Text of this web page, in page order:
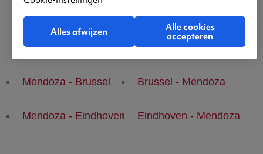
Populaire vluchten
Mendoza - Brussel Brussel - Mendoza
Mendoza - Eindhoven Eindhoven - Mendoza
Alles afwijzen
Alle cookies
accepteren